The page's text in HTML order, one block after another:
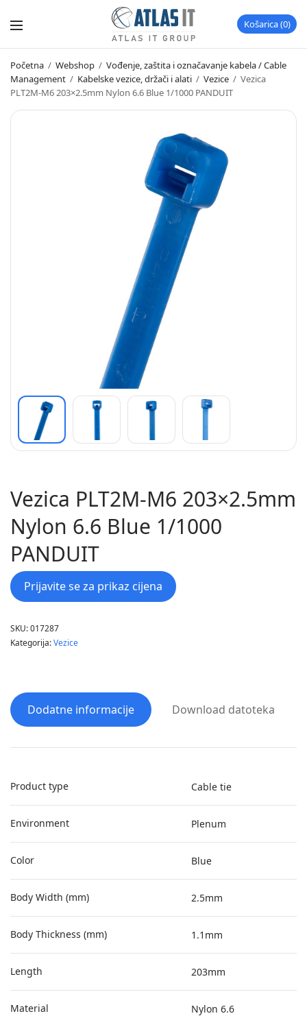
Košarica 0
Početna / Webshop / Vođenje, zaštita i označavanje kabela / Cable
Management / Kabelske vezice, držači i alati / Vezice / Vezica
PLT2M-M6 203×2.5mm Nylon 6.6 Blue 1/1000 PANDUIT
Vezica PLT2M-M6 203×2.5mm
Nylon 6.6 Blue 1/1000
PANDUIT
Prijavite se za prikaz cijena
SKU:017287
Kategorija:Vezice
Dodatne informacije Download datoteka
Product type Cable tie
Environment Plenum
Color Blue
Body Width (mm) 2.5mm
Body Thickness (mm) 1.1mm
Length 203mm
Material Nylon 6.6